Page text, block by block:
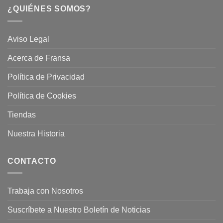
¿QUIÉNES SOMOS?
Aviso Legal
Acerca de Fransa
Política de Privacidad
Política de Cookies
Tiendas
Nuestra Historia
CONTACTO
Trabaja con Nosotros
Suscríbete a Nuestro Boletín de Noticias